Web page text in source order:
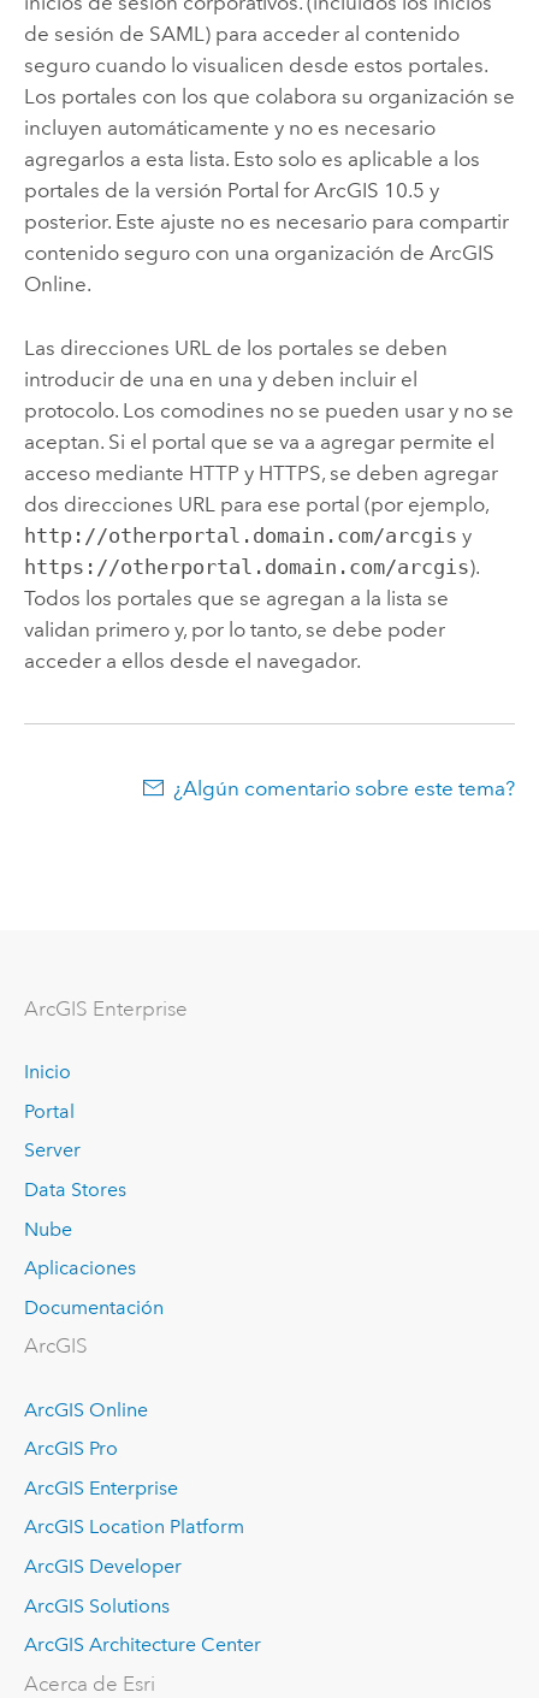
de sesión de SAML)para acceder al contenido
seguro cuando lo visualicen desde estos portales.
Los portales con los que colabora su organización se
incluyen automáticamente y no es necesario
agregarlos a esta lista.Esto solo es aplicable a los
portales de la versión Portal for ArcGIS 10.5 y
posterior. Este ajuste no es necesario para compartir
contenido seguro con una organización de ArcGIS
Online.
Las direcciones URL de los portales se deben
introducir de una en una y deben incluir el
protocolo. Los comodines no se pueden usar y no se
aceptan. Si el portal que se va a agregar permite el
acceso mediante HTTP y HTTPS, se deben agregar
dos direcciones URL para ese portal (por ejemplo,
http://otherportal.domain.com/arcgis y
https://otherportal.domain.com/arcgis).
Todos los portales que se agregan a la lista se
validan primero y, por lo tanto, se debe poder
acceder a ellos desde el navegador.
¿Algún comentario sobre este tema?
ArcGIS Enterprise
Inicio
Portal
Server
Data Stores
Nube
Aplicaciones
Documentación
ArcGIS
ArcGIS Online
ArcGIS Pro
ArcGIS Enterprise
ArcGIS Location Platform
ArcGIS Developer
ArcGIS Solutions
ArcGIS Architecture Center
Acerca de Esri